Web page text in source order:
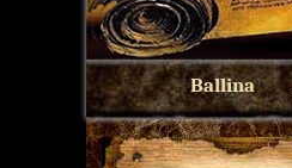
Ballina